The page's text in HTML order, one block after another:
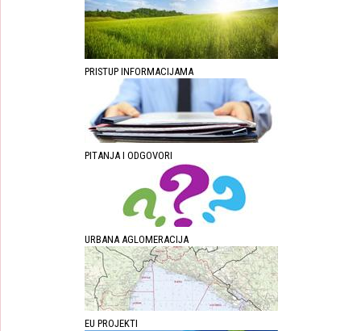
PRISTUP INFORMACIJAMA
PITANJA I ODGOVORI
URBANA AGLOMERACIJA
EU PROJEKTI